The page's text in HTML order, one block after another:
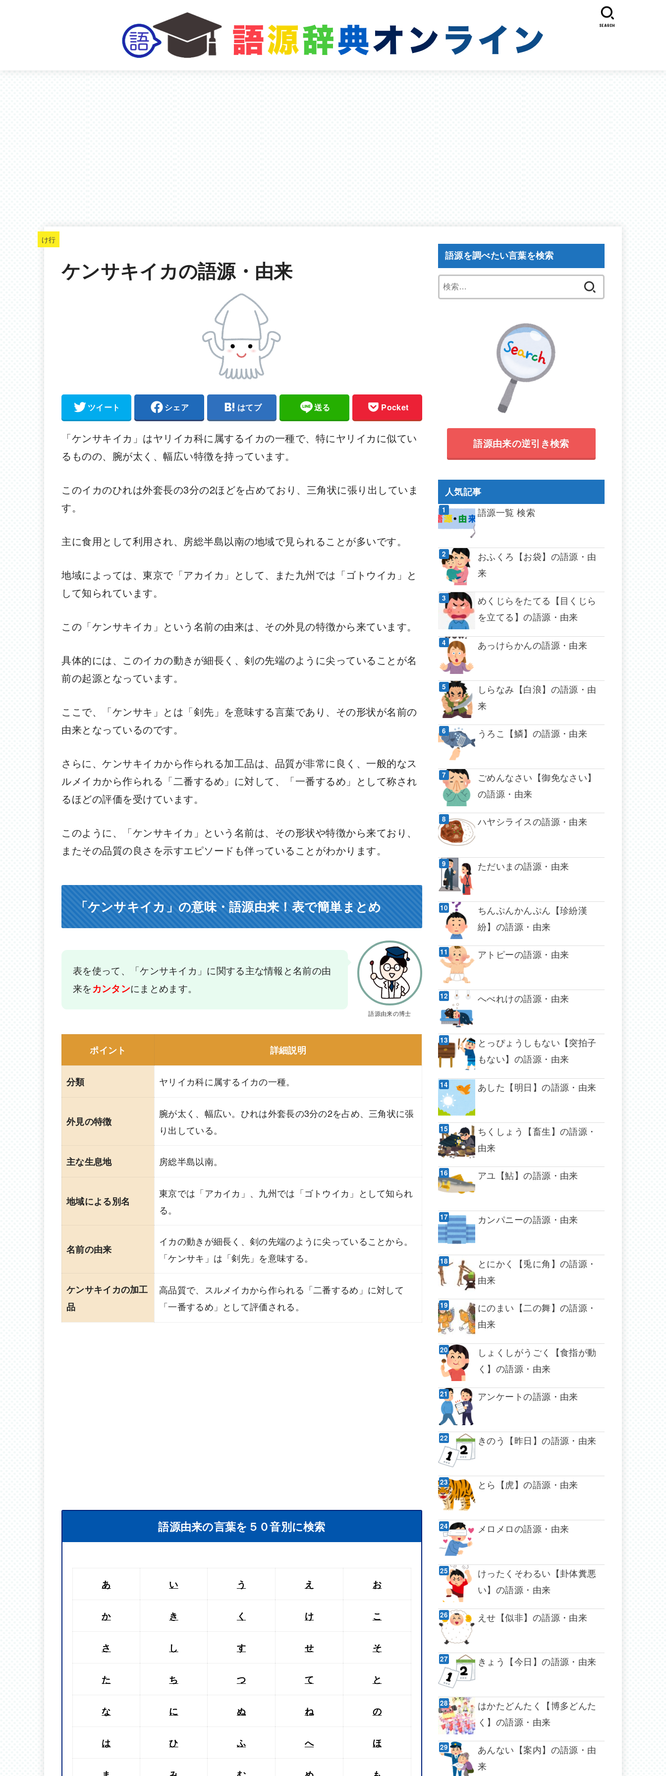
SEARCH
け行
ケンサキイカの語源・由来
ツイート シェア はてブ 送る Pocket
「ケンサキイカ」はヤリイカ科に属するイカの一種で、特にヤリイカに似てい
るものの、腕が太く、幅広い特徴を持っています。
このイカのひれは外套長の3分の2ほどを占めており、三角状に張り出していま
す。
主に食用として利用され、房総半島以南の地域で見られることが多いです。
地域によっては、東京で「アカイカ」として、また九州では「ゴトウイカ」と
して知られています。
この「ケンサキイカ」という名前の由来は、その外見の特徴から来ています。
具体的には、このイカの動きが細長く、剣の先端のように尖っていることが名
前の起源となっています。
ここで、「ケンサキ」とは「剣先」を意味する言葉であり、その形状が名前の
由来となっているのです。
さらに、ケンサキイカから作られる加工品は、品質が非常に良く、一般的なス
ルメイカから作られる「二番するめ」に対して、「一番するめ」として称され
るほどの評価を受けています。
このように、「ケンサキイカ」という名前は、その形状や特徴から来ており、
またその品質の良さを示すエピソードも伴っていることがわかります。
「ケンサキイカ」の意味・語源由来！表で簡単まとめ
語源由来の博士
表を使って、「ケンサキイカ」に関する主な情報と名前の由
来をカンタンにまとめます。
ポイント 詳細説明
分類 ヤリイカ科に属するイカの一種。
外見の特徴
腕が太く、幅広い。ひれは外套長の3分の2を占め、三角状に張
り出している。
主な生息地 房総半島以南。
地域による別名
東京では「アカイカ」、九州では「ゴトウイカ」として知られ
る。
名前の由来
イカの動きが細長く、剣の先端のように尖っていることから。
「ケンサキ」は「剣先」を意味する。
ケンサキイカの加工
品
高品質で、スルメイカから作られる「二番するめ」に対して
「一番するめ」として評価される。
語源由来の言葉を５０音別に検索
あ い う え お
か き く け こ
さ し す せ そ
た ち つ て と
な に ぬ ね の
は ひ ふ へ ほ
語源を調べたい言葉を検索
索:
語源由来の逆引き検索
人気記事
語源一覧 検索
おふくろ【お袋】の語源・由
来
めくじらをたてる【目くじら
を立てる】の語源・由来
あっけらかんの語源・由来
しらなみ【白浪】の語源・由
来
うろこ【鱗】の語源・由来
ごめんなさい【御免なさい】
の語源・由来
ハヤシライスの語源・由来
ただいまの語源・由来
ちんぷんかんぷん【珍紛漢
紛】の語源・由来
アトピーの語源・由来
へべれけの語源・由来
とっぴょうしもない【突拍子
もない】の語源・由来
あした【明日】の語源・由来
ちくしょう【畜生】の語源・
由来
アユ【鮎】の語源・由来
カンパニーの語源・由来
とにかく【兎に角】の語源・
由来
にのまい【二の舞】の語源・
由来
しょくしがうごく【食指が動
く】の語源・由来
アンケートの語源・由来
きのう【昨日】の語源・由来
とら【虎】の語源・由来
メロメロの語源・由来
けったくそわるい【卦体糞悪
い】の語源・由来
えせ【似非】の語源・由来
きょう【今日】の語源・由来
はかたどんたく【博多どんた
く】の語源・由来
あんない【案内】の語源・由
来